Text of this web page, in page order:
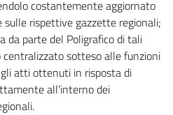
costantemente aggiornato
rispettive gazzette regionali;
da parte del Poligrafico di tali
sotteso alle funzioni
atti ottenuti in risposta di
all’interno dei